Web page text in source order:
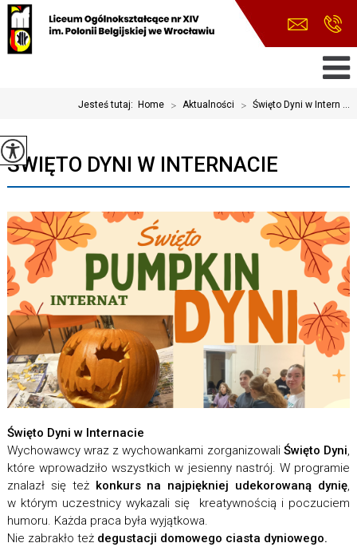
Jesteś tutaj: Home > Aktualności > Święto Dyni w Intern ...
ŚWIĘTO DYNI W INTERNACIE
Święto Dyni w Internacie
Wychowawcy wraz z wychowankami zorganizowali Święto Dyni,
które wprowadziło wszystkich w jesienny nastrój. W programie
znalazł się też konkurs na najpiękniej udekorowaną dynię,
w którym uczestnicy wykazali się kreatywnością i poczuciem
humoru. Każda praca była wyjątkowa.
Nie zabrakło też degustacji domowego ciasta dyniowego.